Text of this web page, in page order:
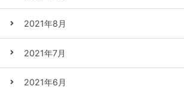
2021年8月
2021年7月
2021年6月